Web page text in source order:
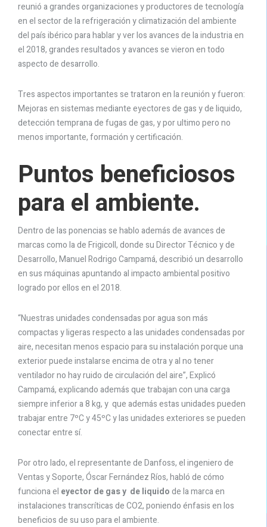
reunió a grandes organizaciones y productores de tecnología
en el sector de la refrigeración y climatización del ambiente
del país ibérico para hablar y ver los avances de la industria en
el 2018, grandes resultados y avances se vieron en todo
aspecto de desarrollo.
Tres aspectos importantes se trataron en la reunión y fueron:
Mejoras en sistemas mediante eyectores de gas y de liquido,
detección temprana de fugas de gas, y por ultimo pero no
menos importante, formación y certificación.
Puntos beneficiosos
para el ambiente.
Dentro de las ponencias se hablo además de avances de
marcas como la de Frigicoll, donde su Director Técnico y de
Desarrollo, Manuel Rodrigo Campamá, describió un desarrollo
en sus máquinas apuntando al impacto ambiental positivo
logrado por ellos en el 2018.
“Nuestras unidades condensadas por agua son más
compactas y ligeras respecto a las unidades condensadas por
aire, necesitan menos espacio para su instalación porque una
exterior puede instalarse encima de otra y al no tener
ventilador no hay ruido de circulación del aire”, Explicó
Campamá, explicando además que trabajan con una carga
siempre inferior a 8 kg, y que además estas unidades pueden
trabajar entre 7ºC y 45ºC y las unidades exteriores se pueden
conectar entre sí.
Por otro lado, el representante de Danfoss, el ingeniero de
Ventas y Soporte, Óscar Fernández Ríos, habló de cómo
funciona el eyector de gas y de liquidode la marca en
instalaciones transcríticas de CO2, poniendo énfasis en los
beneficios de su uso para el ambiente.